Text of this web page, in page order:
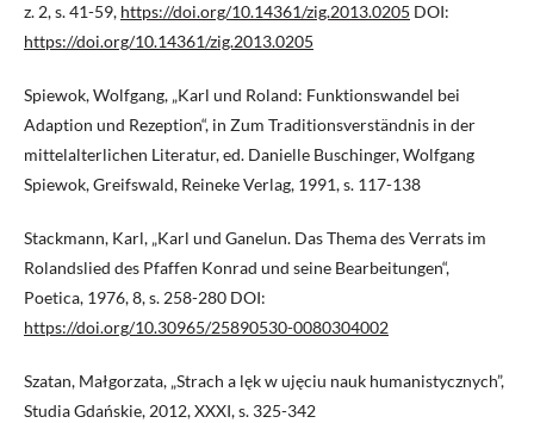
z. 2, s. 41-59, https://doi.org/10.14361/zig.2013.0205 DOI:
https://doi.org/10.14361/zig.2013.0205
Spiewok, Wolfgang, „Karl und Roland: Funktionswandel bei
Adaption und Rezeption“, in Zum Traditionsverständnis in der
mittelalterlichen Literatur, ed. Danielle Buschinger, Wolfgang
Spiewok, Greifswald, Reineke Verlag, 1991, s. 117-138
Stackmann, Karl, „Karl und Ganelun. Das Thema des Verrats im
Rolandslied des Pfaffen Konrad und seine Bearbeitungen“,
Poetica, 1976, 8, s. 258-280 DOI:
https://doi.org/10.30965/25890530-0080304002
Szatan, Małgorzata, „Strach a lęk w ujęciu nauk humanistycznych”,
Studia Gdańskie, 2012, XXXI, s. 325-342